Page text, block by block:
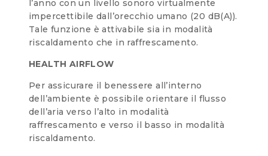
l’anno con un livello sonoro virtualmente
impercettibile dall’orecchio umano (20 dB(A)).
Tale funzione è attivabile sia in modalità
riscaldamento che in raffrescamento.
HEALTH AIRFLOW
Per assicurare il benessere all’interno
dell’ambiente è possibile orientare il flusso
dell’aria verso l’alto in modalità
raffrescamento e verso il basso in modalità
riscaldamento.